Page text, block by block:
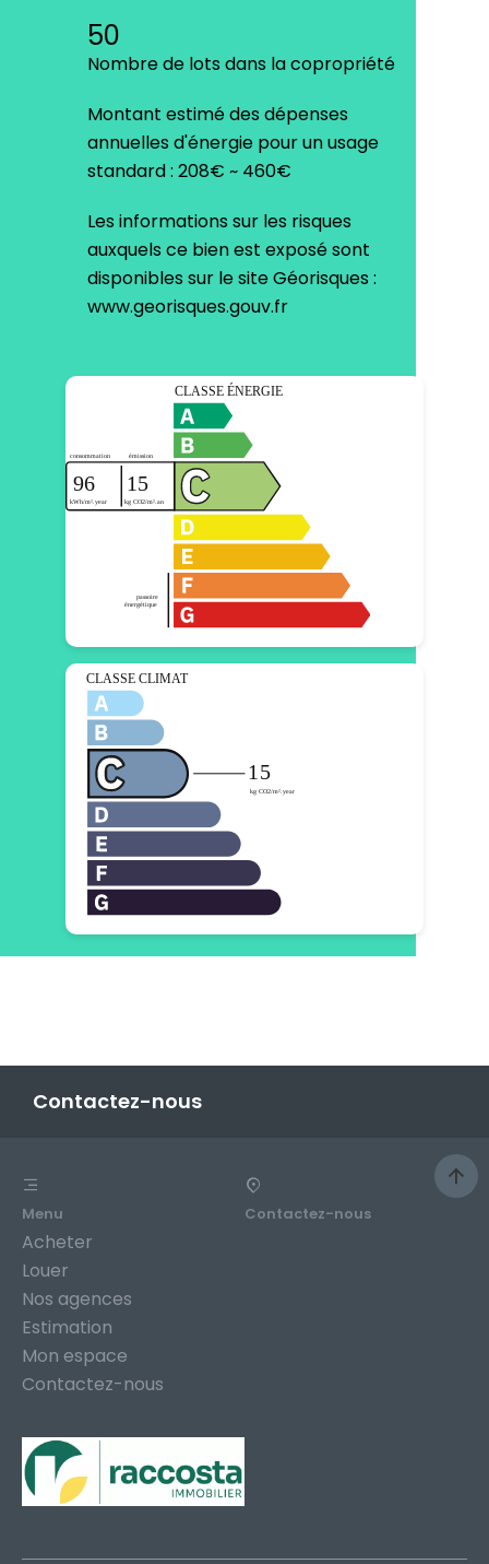
50
Nombre de lots dans la copropriété
Montant estimé des dépenses
annuelles d'énergie pour un usage
standard : 208€ ~ 460€
Les informations sur les risques
auxquels ce bien est exposé sont
disponibles sur le site Géorisques :
www.georisques.gouv.fr
Contactez-nous
Menu
Acheter
Louer
Nos agences
Estimation
Mon espace
Contactez-nous
Contactez-nous